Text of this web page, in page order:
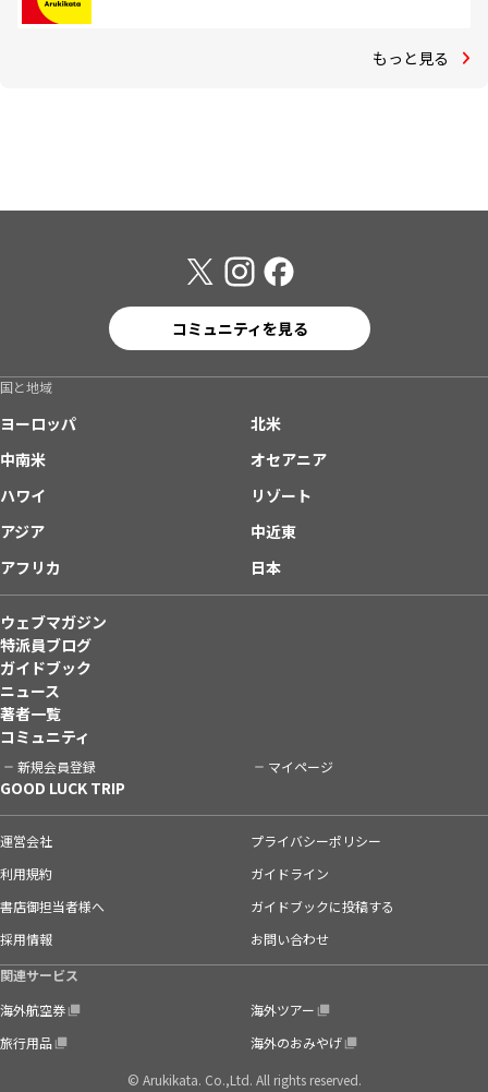
もっと見る
コミュニティを見る
国と地域
ヨーロッパ
北米
中南米
オセアニア
ハワイ
リゾート
アジア
中近東
アフリカ
日本
ウェブマガジン
特派員ブログ
ガイドブック
ニュース
著者一覧
コミュニティ
新規会員登録 マイページ
GOOD LUCK TRIP
運営会社
プライバシーポリシー
利用規約
ガイドライン
書店御担当者様へ
ガイドブックに投稿する
採用情報
お問い合わせ
関連サービス
海外航空券
海外ツアー
旅行用品
海外のおみやげ
© Arukikata. Co.,Ltd. All rights reserved.